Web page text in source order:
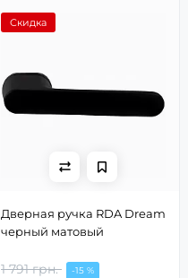
Скидка
Дверная ручка RDA Dream
черный матовый
1 791 грн. -15 %